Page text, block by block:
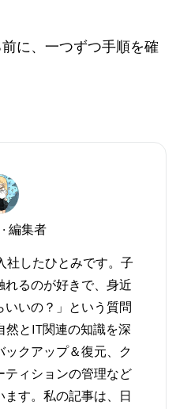
に、一つずつ手順を確
· 編集者
社したひとみです。子
るのが好きで、身近
いの？」という質問
然とIT関連の知識を深
クアップ＆復元、ク
ティションの管理など
す。私の記事は、日